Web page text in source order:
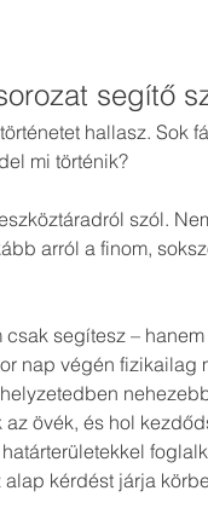
segítő
hallasz. Sok
mi történik?
szól.
arról a finom,
segítesz –
nap végén
övék, és hol
kérdést járja